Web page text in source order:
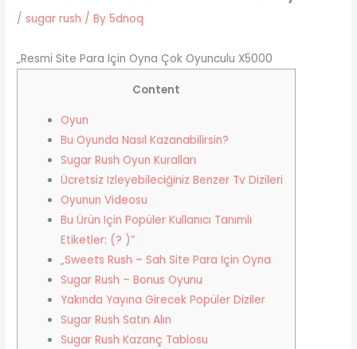
/ sugar rush / By5dnoq
„Resmi Site Para Için Oyna Çok Oyunculu X5000
Content
Oyun
Bu Oyunda Nasıl Kazanabilirsin?
Sugar Rush Oyun Kuralları
Ücretsiz Izleyebileciğiniz Benzer Tv Dizileri
Oyunun Videosu
Bu Ürün Için Popüler Kullanıcı Tanımlı
Etiketler: (? )”
„Sweets Rush – Sah Site Para Için Oyna
Sugar Rush – Bonus Oyunu
Yakında Yayına Girecek Popüler Diziler
Sugar Rush Satın Alın
Sugar Rush Kazanç Tablosu